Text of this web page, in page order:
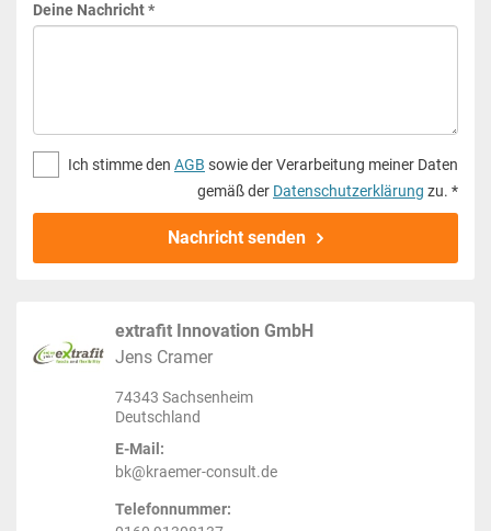
Deine Nachricht *
Ich stimme den AGB sowie der Verarbeitung meiner Daten
gemäß der Datenschutzerklärung zu. *
Nachricht senden
extrafit Innovation GmbH
Jens Cramer
74343 Sachsenheim
Deutschland
E-Mail:
bk@kraemer-consult.de
Telefonnummer: